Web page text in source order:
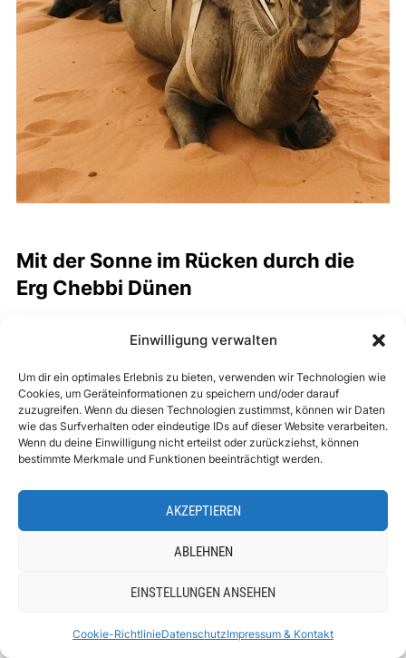
Einwilligung verwalten
Um dir ein optimales Erlebnis zu bieten, verwenden wir Technologien wie
Cookies, um Geräteinformationen zu speichern und/oder darauf
zuzugreifen. Wenn du diesen Technologien zustimmst, können wir Daten
wie das Surfverhalten oder eindeutige IDs auf dieser Website verarbeiten.
Wenn du deine Einwilligung nicht erteilst oder zurückziehst, können
bestimmte Merkmale und Funktionen beeinträchtigt werden.
AKZEPTIEREN
ABLEHNEN
EINSTELLUNGEN ANSEHEN
Cookie-RichtlinieDatenschutzImpressum & Kontakt
Mit der Sonne im Rücken durch die
Erg Chebbi Dünen
über die Dünen. Vorbei an den Rheumakranken, die
entweder mit den Füßen oder dem ganzen Körper im
Sand steckten. Ja, das ist eine Therapie gegen
Rheuma. Und ausserdem wird dort Kamelmilch als
Medizin und auch Rheuma-Massagen von starken
bin ein bisserl skeptisch.
Mit langsamen aber steten Vor- und Rückbewegungen
etwas bedeckt, so gab es leider keine kitschigen